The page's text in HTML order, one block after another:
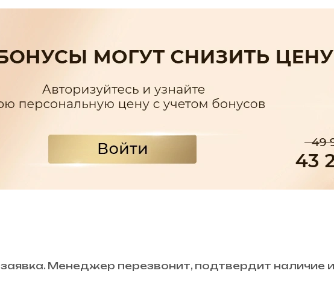
Менеджер перезвонит, подтвердит наличие